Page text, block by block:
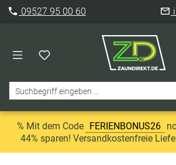
09527 95 00 60
% Mit dem Code FERIENBONUS26
44% sparen! Versandkostenfreie